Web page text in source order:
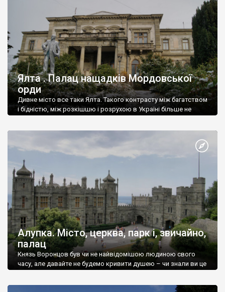
Ялта . Палац нащадків Мордовської
орди
Дивне місто все таки Ялта. Такого контрасту між багатством
і бідністю, між розкішшю і розрухою в Україні більше не
Алупка. Місто, церква, парк і, звичайно,
палац
Князь Воронцов був чи не найвідомішою людиною свого
часу, але давайте не будемо кривити душею – чи знали ви це